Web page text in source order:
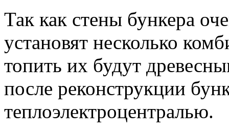
Так как стены бункера
установят несколько
топить их будут
после реконструкции
теплоэлектроцентралью.